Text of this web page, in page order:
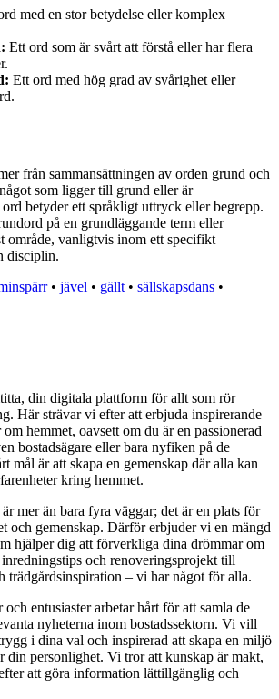
med en stor betydelse eller komplex
Ett ord som är svårt att förstå eller har flera
Ett ord med hög grad av svårighet eller
från sammansättningen av orden grund och
som ligger till grund eller är
betyder ett språkligt uttryck eller begrepp.
på en grundläggande term eller
område, vanligtvis inom ett specifikt
disciplin.
• jävel • gällt • sällskapsdans •
din digitala plattform för allt som rör
Här strävar vi efter att erbjuda inspirerande
hemmet, oavsett om du är en passionerad
bostadsägare eller bara nyfiken på de
mål är att skapa en gemenskap där alla kan
kring hemmet.
mer än bara fyra väggar; det är en plats för
och gemenskap. Därför erbjuder vi en mängd
hjälper dig att förverkliga dina drömmar om
och renoveringsprojekt till
trädgårdsinspiration – vi har något för alla.
entusiaster arbetar hårt för att samla de
nyheterna inom bostadssektorn. Vi vill
i dina val och inspirerad att skapa en miljö
din personlighet. Vi tror att kunskap är makt,
att göra information lättillgänglig och